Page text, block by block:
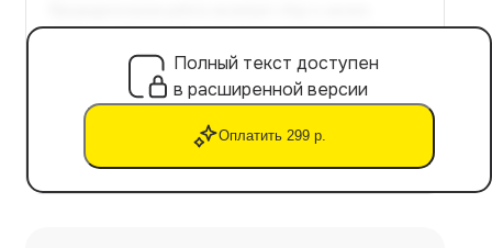
Полный текст доступен
в расширенной версии
Оплатить 299 р.